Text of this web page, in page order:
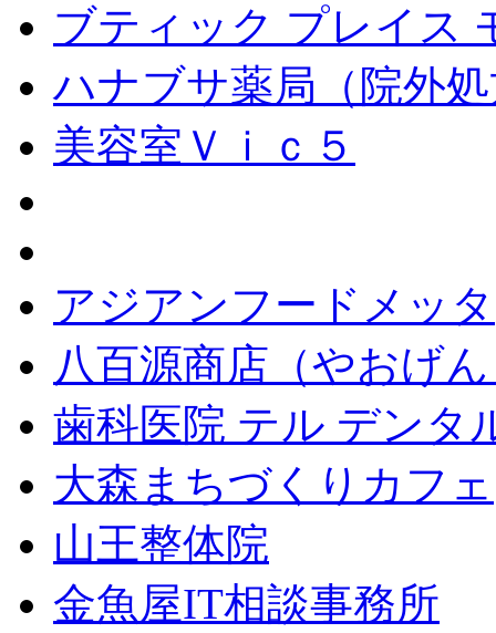
ブティック プレイス
ハナブサ薬局（院外
美容室Ｖｉｃ５
アジアンフードメッタ
八百源商店（やおげ
歯科医院 テル デンタ
大森まちづくりカフェ
山王整体院
金魚屋IT相談事務所